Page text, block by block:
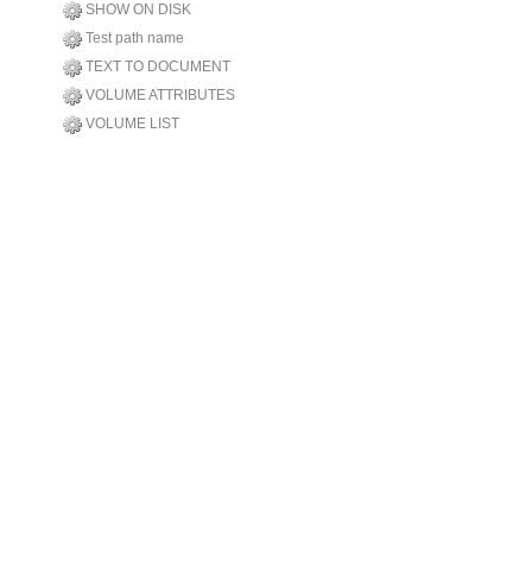
SHOW ON DISK
Test path name
TEXT TO DOCUMENT
VOLUME ATTRIBUTES
VOLUME LIST